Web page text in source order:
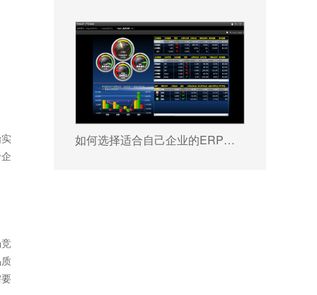
如何选择适合自己企业的ERP软件?